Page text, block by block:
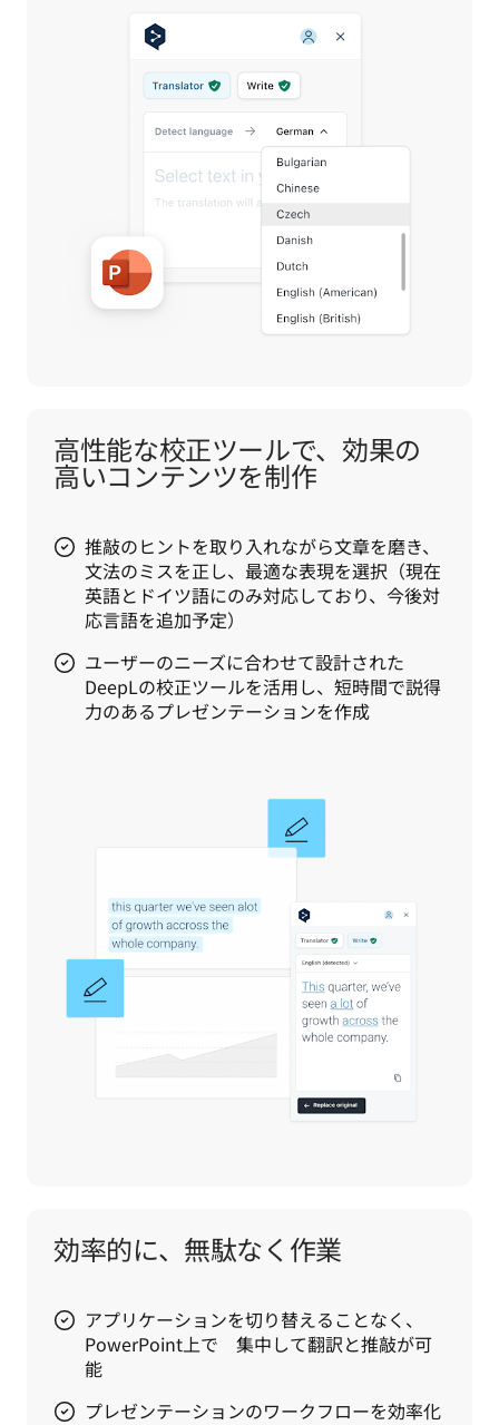
高性能な校正ツールで、効果の
高いコンテンツを制作
推敲のヒントを取り入れながら文章を磨き、
文法のミスを正し、最適な表現を選択（現在
英語とドイツ語にのみ対応しており、今後対
応言語を追加予定）
ユーザーのニーズに合わせて設計された
DeepLの校正ツールを活用し、短時間で説得
力のあるプレゼンテーションを作成
効率的に、無駄なく作業
アプリケーションを切り替えることなく、
PowerPoint上で 集中して翻訳と推敲が可
能
プレゼンテーションのワークフローを効率化